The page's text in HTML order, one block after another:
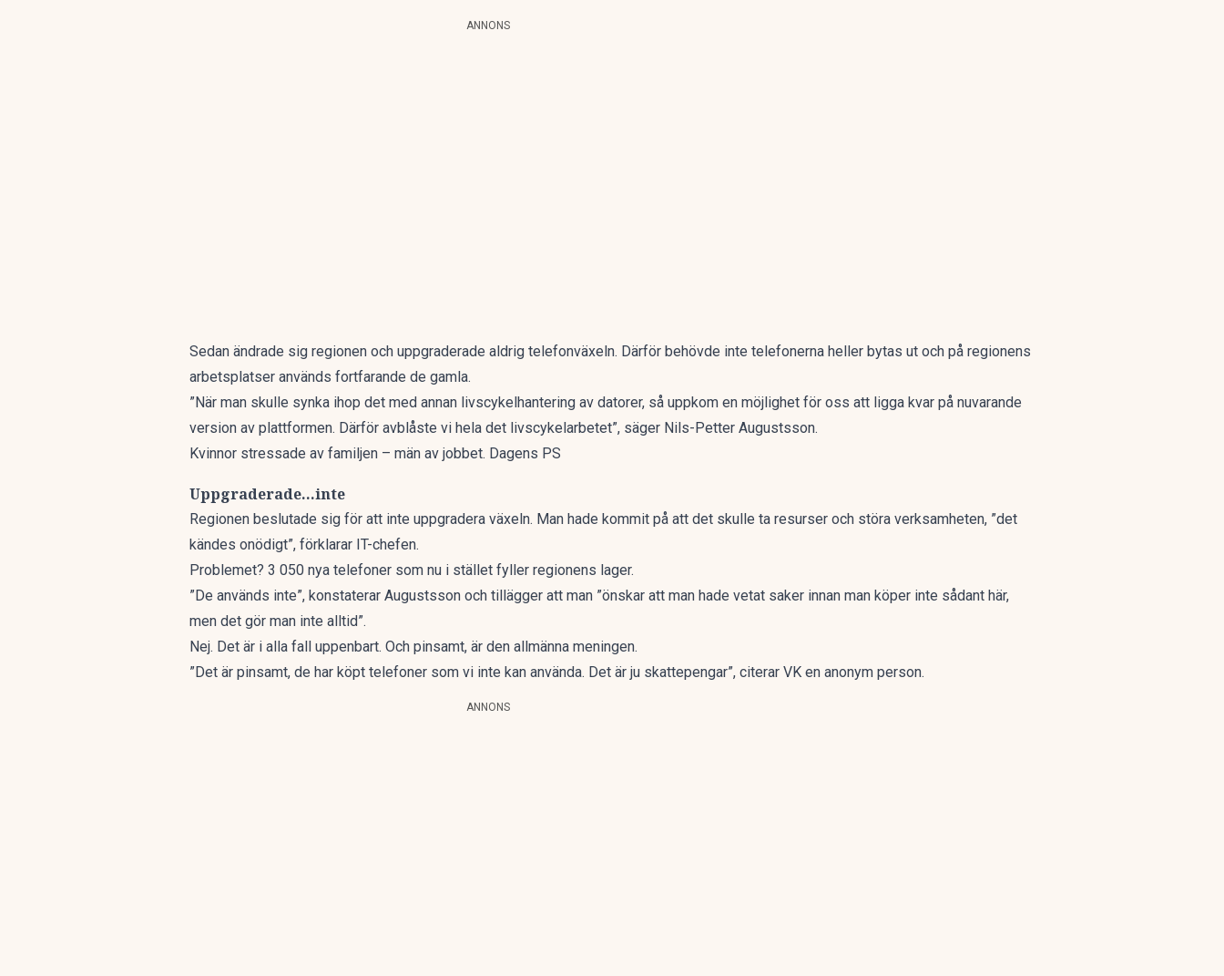
ANNONS
Sedan ändrade sig regionen och uppgraderade aldrig telefonväxeln. Därför behövde inte telefonerna heller bytas ut och på regionens
arbetsplatser används fortfarande de gamla.
”När man skulle synka ihop det med annan livscykelhantering av datorer, så uppkom en möjlighet för oss att ligga kvar på nuvarande
version av plattformen. Därför avblåste vi hela det livscykelarbetet”, säger Nils-Petter Augustsson.
Kvinnor stressade av familjen – män av jobbet. Dagens PS
Uppgraderade…inte
Regionen beslutade sig för att inte uppgradera växeln. Man hade kommit på att det skulle ta resurser och störa verksamheten, ”det
kändes onödigt”, förklarar IT-chefen.
Problemet? 3 050 nya telefoner som nu i stället fyller regionens lager.
”De används inte”, konstaterar Augustsson och tillägger att man ”önskar att man hade vetat saker innan man köper inte sådant här,
men det gör man inte alltid”.
Nej. Det är i alla fall uppenbart. Och pinsamt, är den allmänna meningen.
”Det är pinsamt, de har köpt telefoner som vi inte kan använda. Det är ju skattepengar”, citerar VK en anonym person.
ANNONS